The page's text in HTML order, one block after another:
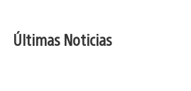
Últimas Noticias